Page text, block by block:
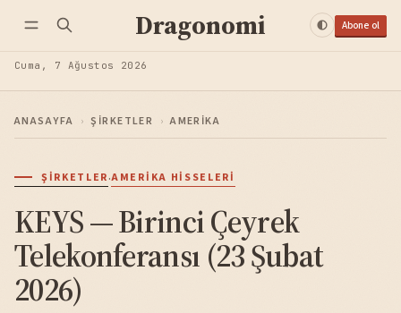
Dragonomi Abone ol
Cuma, 7 Ağustos 2026
ANASAYFA › ŞIRKETLER › AMERIKA
ŞIRKETLER·AMERIKA HISSELERI
KEYS — Birinci Çeyrek
Telekonferansı (23 Şubat
2026)